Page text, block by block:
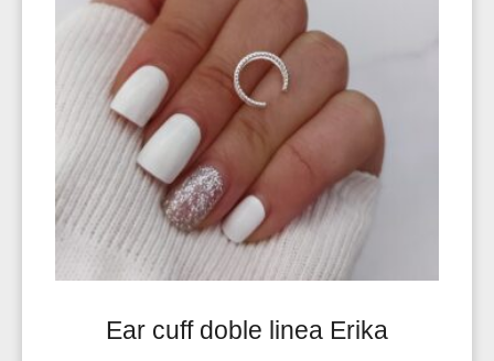
Ear cuff doble linea Erika